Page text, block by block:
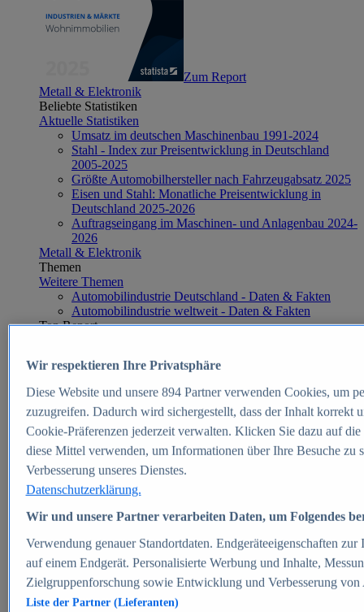
Zum Report
Metall & Elektronik
Beliebte Statistiken
Aktuelle Statistiken
Umsatz im deutschen Maschinenbau 1991-2024
Stahl - Index zur Preisentwicklung in Deutschland
2005-2025
Größte Automobilhersteller nach Fahrzeugabsatz 2025
Eisen und Stahl: Monatliche Preisentwicklung in
Deutschland 2025-2026
Auftragseingang im Maschinen- und Anlagenbau 2024-
2026
Metall & Elektronik
Themen
Weitere Themen
Automobilindustrie Deutschland - Daten & Fakten
Automobilindustrie weltweit - Daten & Fakten
Top Report
Zum Report
E-commerce
Beliebte Statistiken
Aktuelle Statistiken
E-Commerce - Entwicklung des Umsatzes in
Deutschland 1999-2025
Umsatz von Amazon in Deutschland und weltweit
2010-2025
B2C-E-Commerce: Top-50 Online Shops in
Deutschland 2024
Marktanteile von Online-Zahlungsverfahren in
Deutschland 2024
Umsatzstarke Warengruppen im Online-Handel in
Deutschland 2023-2025
Wir respektieren Ihre Privatsphäre
Diese Website und unsere 894Partner verwenden Cookies, um
zuzugreifen. Dadurch wird sichergestellt, dass der Inhalt korrekt
Cookie-Präferenzen jederzeit verwalten. Klicken Sie dazu auf
diese Mittel verwenden, um Informationen über Ihre Besuche
Verbesserung unseres Dienstes.
Datenschutzerklärung.
Wir und unsere Partner verarbeiten Daten, um Folgendes
Verwendung genauer Standortdaten. Endgeräteeigenschaften
auf einem Endgerät. Personalisierte Werbung und Inhalte,
Zielgruppenforschung sowie Entwicklung und Verbesserung von
Liste der Partner (Lieferanten)